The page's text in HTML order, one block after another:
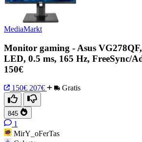
MediaMarkt
Monitor gaming - Asus
LED, 0.5 ms, 165 Hz, FreeSync/
150€
150€ 207€ Gratis
845
1
MirY_oFerTas